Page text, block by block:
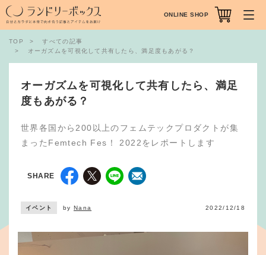
TOP
すべての記事
オーガズムを可視化して共有したら、満足度もあがる？
オーガズムを可視化して共有したら、満足
度もあがる？
世界各国から200以上のフェムテックプロダクトが集
まったFemtech Fes！ 2022をレポートします
SHARE
イベント by Nana 2022/12/18
ONLINE SHOP